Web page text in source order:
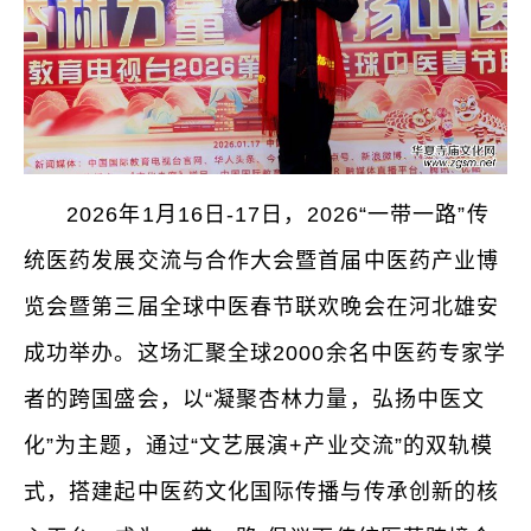
2026年1月16日-17日，2026“一带一路”传
统医药发展交流与合作大会暨首届中医药产业博
览会暨第三届全球中医春节联欢晚会在河北雄安
成功举办。这场汇聚全球2000余名中医药专家学
者的跨国盛会，以“凝聚杏林力量，弘扬中医文
化”为主题，通过“文艺展演+产业交流”的双轨模
式，搭建起中医药文化国际传播与传承创新的核